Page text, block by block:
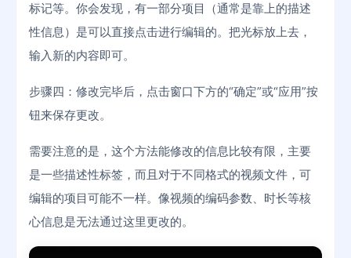
标记等。你会发现，有一部分项目（通常是靠上的描述
性信息）是可以直接点击进行编辑的。把光标放上去，
输入新的内容即可。
步骤四：修改完毕后，点击窗口下方的“确定”或“应用”按
钮来保存更改。
需要注意的是，这个方法能修改的信息比较有限，主要
是一些描述性标签，而且对于不同格式的视频文件，可
编辑的项目可能不一样。像视频的编码参数、时长等核
心信息是无法通过这里更改的。